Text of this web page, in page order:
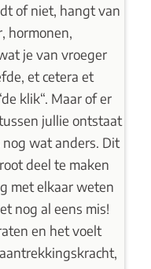
of niet, hangt van
hormonen,
je van vroeger
et cetera et
de klik“. Maar of er
jullie ontstaat
wat anders. Dit
deel te maken
met elkaar weten
nog al eens mis!
en het voelt